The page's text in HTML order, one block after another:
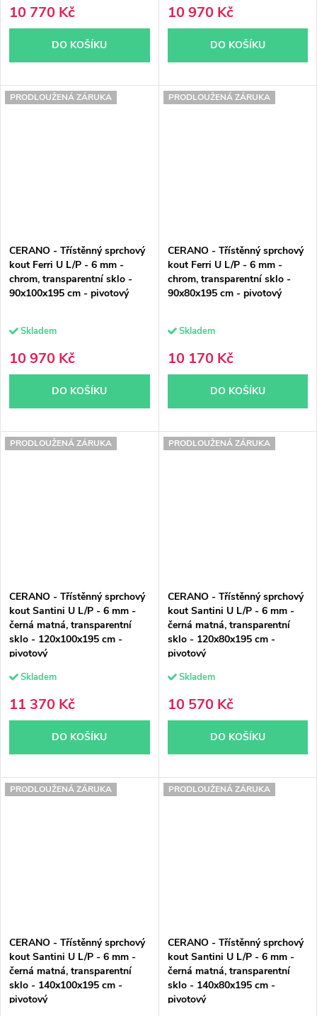
10 770 Kč
DO KOŠÍKU
10 970 Kč
DO KOŠÍKU
PRODLOUŽENÁ ZÁRUKA
CERANO - Třístěnný sprchový
kout Ferri U L/P - 6 mm -
chrom, transparentní sklo -
90x100x195 cm - pivotový
Skladem
10 970 Kč
DO KOŠÍKU
PRODLOUŽENÁ ZÁRUKA
CERANO - Třístěnný sprchový
kout Ferri U L/P - 6 mm -
chrom, transparentní sklo -
90x80x195 cm - pivotový
Skladem
10 170 Kč
DO KOŠÍKU
PRODLOUŽENÁ ZÁRUKA
CERANO - Třístěnný sprchový
kout Santini U L/P - 6 mm -
černá matná, transparentní
sklo - 120x100x195 cm -
pivotový
Skladem
11 370 Kč
DO KOŠÍKU
PRODLOUŽENÁ ZÁRUKA
CERANO - Třístěnný sprchový
kout Santini U L/P - 6 mm -
černá matná, transparentní
sklo - 120x80x195 cm -
pivotový
Skladem
10 570 Kč
DO KOŠÍKU
PRODLOUŽENÁ ZÁRUKA
CERANO - Třístěnný sprchový
kout Santini U L/P - 6 mm -
černá matná, transparentní
sklo - 140x100x195 cm -
pivotový
PRODLOUŽENÁ ZÁRUKA
CERANO - Třístěnný sprchový
kout Santini U L/P - 6 mm -
černá matná, transparentní
sklo - 140x80x195 cm -
pivotový